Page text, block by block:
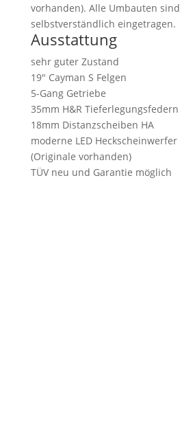
vorhanden). Alle Umbauten sind
selbstverständlich eingetragen.
Ausstattung
sehr guter Zustand
19″ Cayman S Felgen
5-Gang Getriebe
35mm H&R Tieferlegungsfedern
18mm Distanzscheiben HA
moderne LED Heckscheinwerfer
(Originale vorhanden)
TÜV neu und Garantie möglich